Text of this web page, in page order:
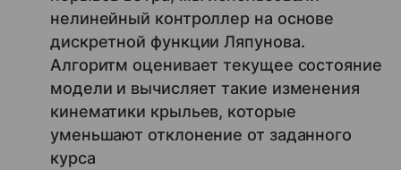
нелинейный контроллер на основе
дискретной функции Ляпунова.
Алгоритм оценивает текущее состояние
модели и вычисляет такие изменения
кинематики крыльев, которые
уменьшают отклонение от заданного
курса